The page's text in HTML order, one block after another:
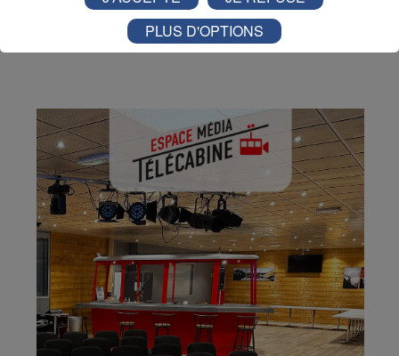
Partager sur Twitter
PLUS D'OPTIONS